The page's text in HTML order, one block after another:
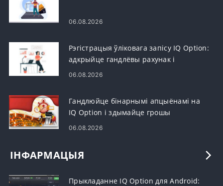
06.08.2026
Рэгістрацыя ўліковага запісу IQ Option:
адкрыйце гандлёвы рахунак і
зарэгіструйцеся
06.08.2026
Гандлюйце бінарнымі апцыёнамі на
IQ Option і здымайце грошы
06.08.2026
ІНФАРМАЦЫЯ
Прыкладанне IQ Option для Android: